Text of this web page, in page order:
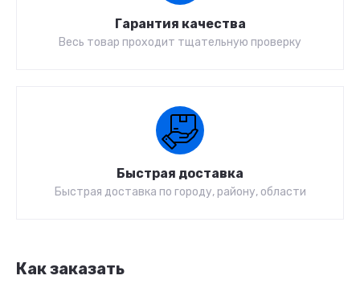
Гарантия качества
Весь товар проходит тщательную проверку
Быстрая доставка
Быстрая доставка по городу, району, области
Как заказать